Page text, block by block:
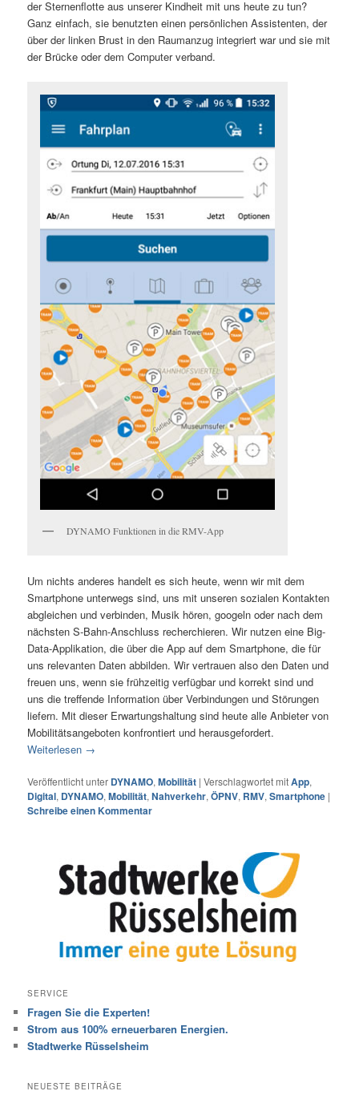
der Sternenflotte aus unserer Kindheit mit uns heute zu tun?
Ganz einfach, sie benutzten einen persönlichen Assistenten, der
über der linken Brust in den Raumanzug integriert war und sie mit
der Brücke oder dem Computer verband.
DYNAMO Funktionen in die RMV-App
Um nichts anderes handelt es sich heute, wenn wir mit dem
Smartphone unterwegs sind, uns mit unseren sozialen Kontakten
abgleichen und verbinden, Musik hören, googeln oder nach dem
nächsten S-Bahn-Anschluss recherchieren. Wir nutzen eine Big-
Data-Applikation, die über die App auf dem Smartphone, die für
uns relevanten Daten abbilden. Wir vertrauen also den Daten und
freuen uns, wenn sie frühzeitig verfügbar und korrekt sind und
uns die treffende Information über Verbindungen und Störungen
liefern. Mit dieser Erwartungshaltung sind heute alle Anbieter von
Mobilitätsangeboten konfrontiert und herausgefordert.
Weiterlesen →
Veröffentlicht unter DYNAMO,Mobilität |Verschlagwortet mitApp,
Digital, DYNAMO,Mobilität,Nahverkehr,ÖPNV, RMV,Smartphone |
Schreibe einen Kommentar
SERVICE
Fragen Sie die Experten!
Strom aus 100% erneuerbaren Energien.
Stadtwerke Rüsselsheim
NEUESTE BEITRÄGE